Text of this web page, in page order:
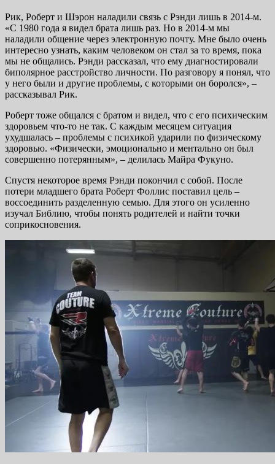
Рик, Роберт и Шэрон наладили связь с Рэнди лишь в 2014-м.
«С 1980 года я видел брата лишь раз. Но в 2014-м мы
наладили общение через электронную почту. Мне было очень
интересно узнать, каким человеком он стал за то время, пока
мы не общались. Рэнди рассказал, что ему диагностировали
биполярное расстройство личности. По разговору я понял, что
у него были и другие проблемы, с которыми он боролся», –
рассказывал Рик.
Роберт тоже общался с братом и видел, что с его психическим
здоровьем что-то не так. С каждым месяцем ситуация
ухудшалась – проблемы с психикой ударили по физическому
здоровью. «Физически, эмоционально и ментально он был
совершенно потерянным», – делилась Майра Фукуно.
Спустя некоторое время Рэнди покончил с собой. После
потери младшего брата Роберт Фоллис поставил цель –
воссоединить разделенную семью. Для этого он усиленно
изучал Библию, чтобы понять родителей и найти точки
соприкосновения.